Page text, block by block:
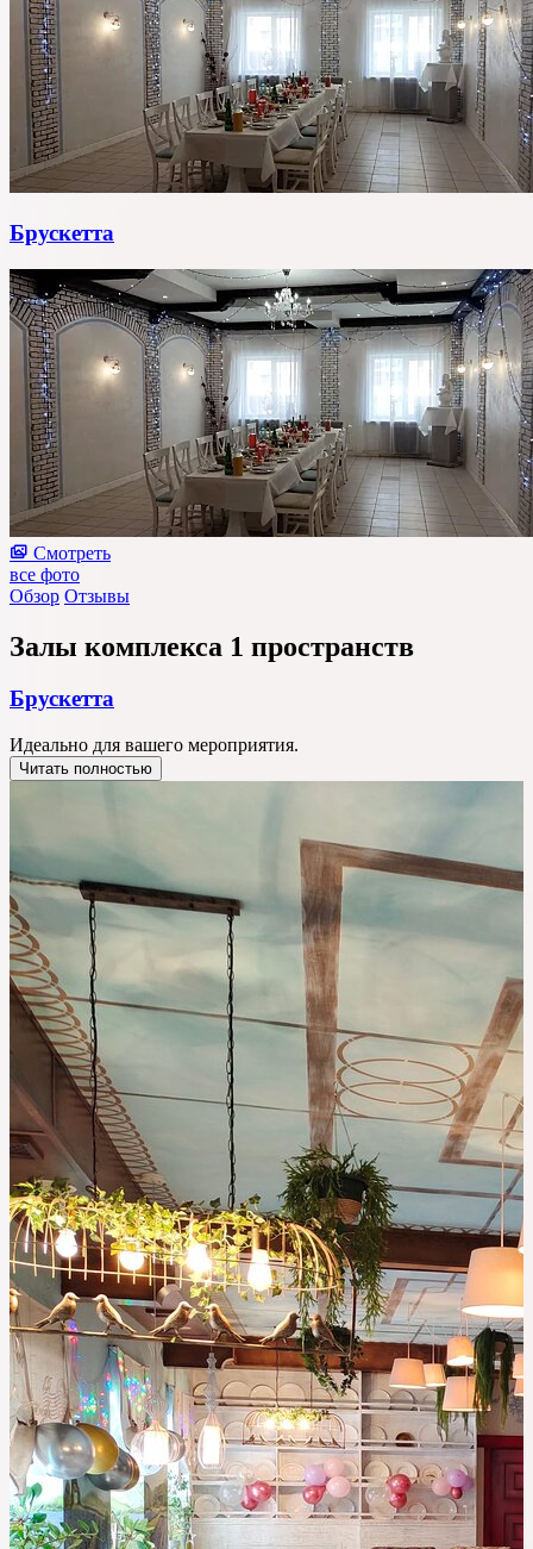
Брускетта
Смотреть
все фото
Обзор Отзывы
Залы комплекса 1 пространств
Брускетта
Идеально для вашего мероприятия.
Читать полностью